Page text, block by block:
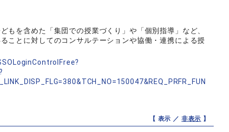
もを含めた「集団での授業づくり」や「個別指導」など、
ことに対してのコンサルテーションや協働・連携による授
【 表示 ／ 非表示 】